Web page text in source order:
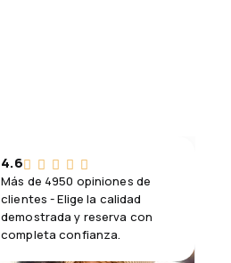
4.6
Más de 4950 opiniones de
clientes - Elige la calidad
demostrada y reserva con
completa confianza.